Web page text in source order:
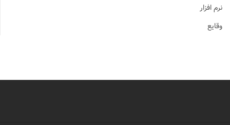
نرم افزار
وقایع